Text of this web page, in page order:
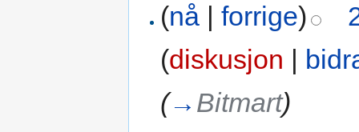
(nå |forrige)
(diskusjon
(→ Bitmart)